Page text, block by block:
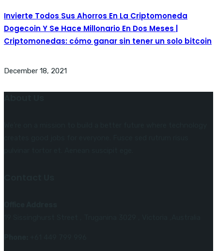
Invierte Todos Sus Ahorros En La Criptomoneda
Dogecoin Y Se Hace Millonario En Dos Meses |
Criptomonedas: cómo ganar sin tener un solo bitcoin
December 18, 2021